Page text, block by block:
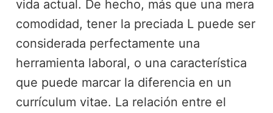
vida actual. De hecho, más que una mera
comodidad, tener la preciada L puede ser
considerada perfectamente una
herramienta laboral, o una característica
que puede marcar la diferencia en un
currículum vitae. La relación entre el